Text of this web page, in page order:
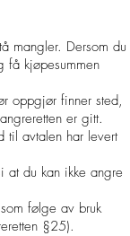
mangler. Dersom du
få kjøpesummen
oppgjør finner sted,
er gitt.
til avtalen har levert
at du kan ikke angre
følge av bruk
§25).